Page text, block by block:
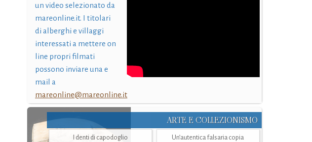
un video selezionato da
mareonline.it. I titolari
di alberghi e villaggi
interessati a mettere on
line propri filmati
possono inviare una e
mail a
mareonline@mareonline.it
ARTE E COLLEZIONISMO
I denti di capodoglio
Un’autentica falsaria copia